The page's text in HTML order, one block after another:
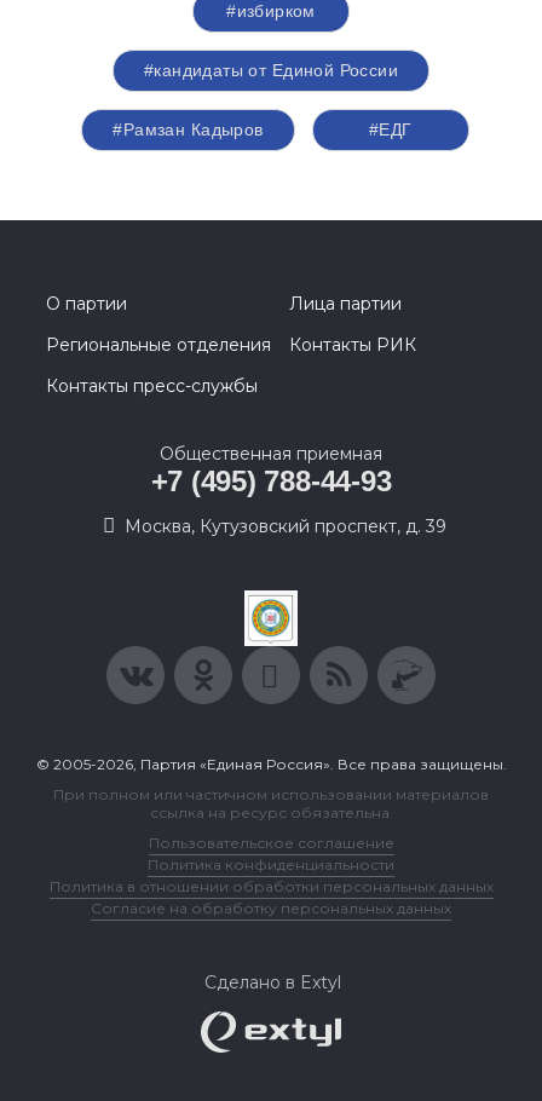
#избирком
#кандидаты от Единой России
#Рамзан Кадыров #ЕДГ
О партии
Лица партии
Региональные отделения
Контакты РИК
Контакты пресс-службы
Общественная приемная
+7 (495) 788-44-93
Москва, Кутузовский проспект, д. 39
© 2005-2026, Партия «Единая Россия». Все права защищены.
При полном или частичном использовании материалов
ссылка на ресурс обязательна.
Пользовательское соглашение
Политика конфиденциальности
Политика в отношении обработки персональных данных
Согласие на обработку персональных данных
Сделано в Extyl